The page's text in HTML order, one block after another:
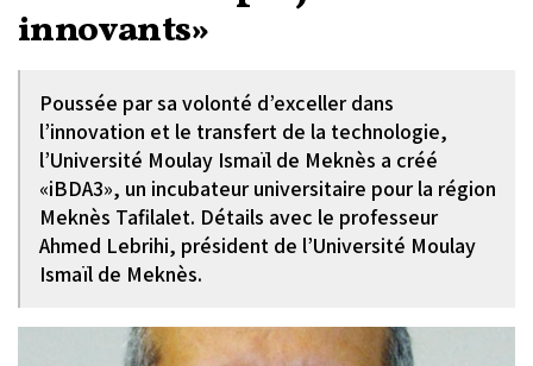
innovants»
Poussée par sa volonté d’exceller dans
l’innovation et le transfert de la technologie,
l’Université Moulay Ismaïl de Meknès a créé
«iBDA3», un incubateur universitaire pour la région
Meknès Tafilalet. Détails avec le professeur
Ahmed Lebrihi, président de l’Université Moulay
Ismaïl de Meknès.